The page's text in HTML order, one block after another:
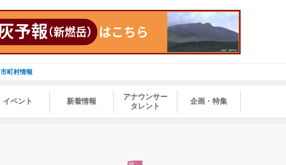
市町村情報
イベント 新着情報
アナウンサー
タレント
企画・特集